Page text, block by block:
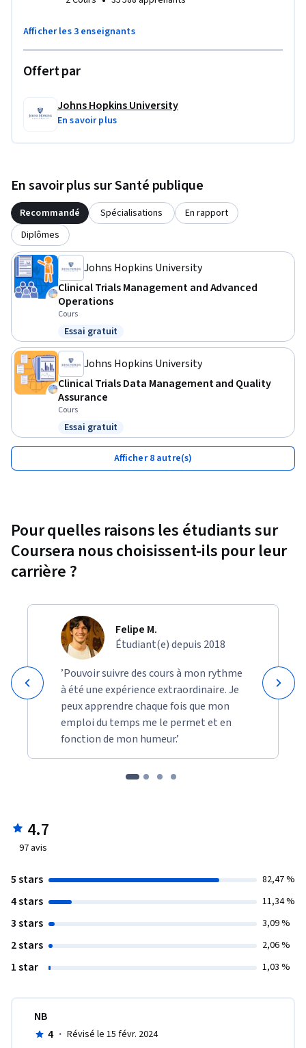
Afficher les 3 enseignants
Offert par
Johns Hopkins University
En savoir plus
En savoir plus sur Santé publique
Recommandé Spécialisations
En rapport
Diplômes
Johns Hopkins University
Clinical Trials Management and Advanced
Operations
Cours
Statut : Essai gratuit
Essai gratuit
Johns Hopkins University
Clinical Trials Data Management and Quality
Assurance
Cours
Statut : Essai gratuit
Essai gratuit
Afficher 8 autre(s)
Pour quelles raisons les étudiants sur
Coursera nous choisissent-ils pour leur
carrière ?
Felipe M.
Étudiant(e) depuis 2018
’Pouvoir suivre des cours à mon rythme
à été une expérience extraordinaire. Je
peux apprendre chaque fois que mon
emploi du temps me le permet et en
fonction de mon humeur.’
4.7
97 avis
5 stars 82,47 %
4 stars 11,34 %
3 stars 3,09 %
2 stars 2,06 %
1 star 1,03 %
NB
4 · Révisé le 15 févr. 2024